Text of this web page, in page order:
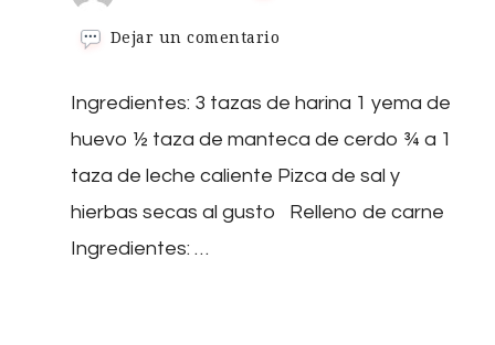
Dejar un comentario
Ingredientes: 3 tazas de harina 1 yema de
huevo ½ taza de manteca de cerdo ¾ a 1
taza de leche caliente Pizca de sal y
hierbas secas al gusto Relleno de carne
Ingredientes: …